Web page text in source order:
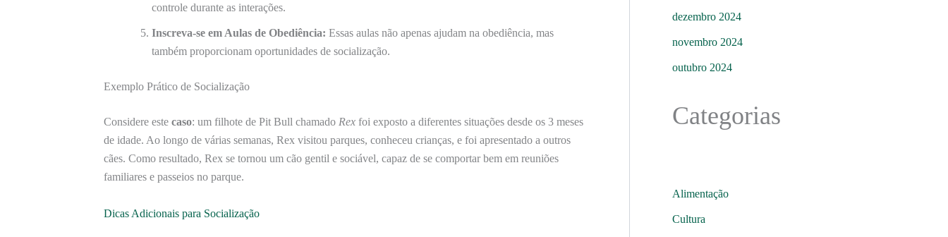
controle durante as interações.
Inscreva-se em Aulas de Obediência: Essas aulas não apenas ajudam na obediência, mas
também proporcionam oportunidades de socialização.
Exemplo Prático de Socialização
Considere este caso: um filhote de Pit Bull chamado Rex foi exposto a diferentes situações desde os 3 meses
de idade. Ao longo de várias semanas, Rex visitou parques, conheceu crianças, e foi apresentado a outros
cães. Como resultado, Rex se tornou um cão gentil e sociável, capaz de se comportar bem em reuniões
familiares e passeios no parque.
Dicas Adicionais para Socialização
dezembro 2024
novembro 2024
outubro 2024
Categorias
Alimentação
Cultura